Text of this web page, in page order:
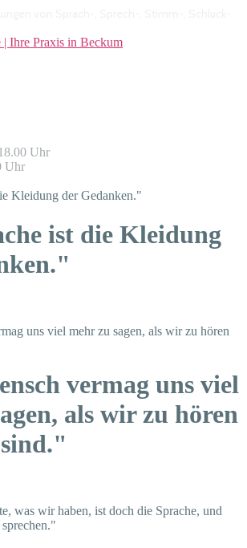
Uhr
Uhr
ist die Kleidung
vermag uns viel
als wir zu hören